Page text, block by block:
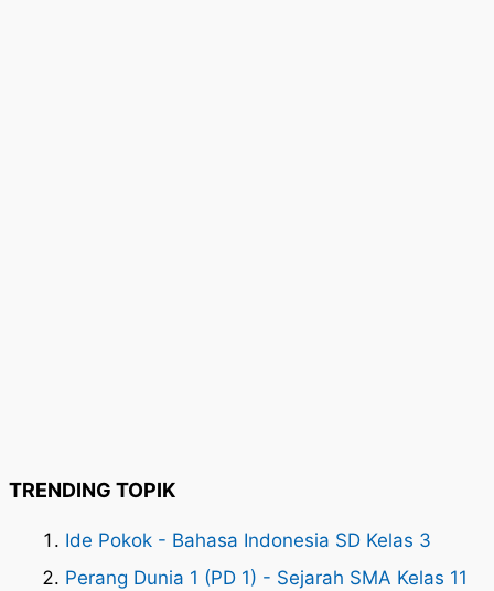
TRENDING TOPIK
Ide Pokok - Bahasa Indonesia SD Kelas 3
Perang Dunia 1 (PD 1) - Sejarah SMA Kelas 11